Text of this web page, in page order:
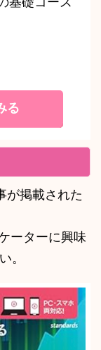
る
が掲載された
ーターに興味
。